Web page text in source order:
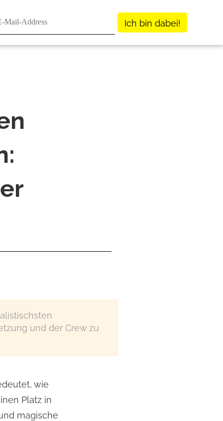
Ich bin dabei!
und der Crew zu
wie
Platz in
magische